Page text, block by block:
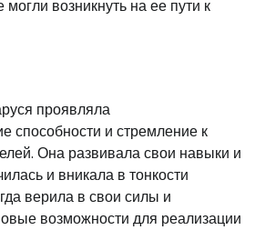
возникнуть на ее пути к
проявляла
способности и стремление к
Она развивала свои навыки и
и вникала в тонкости
верила в свои силы и
возможности для реализации